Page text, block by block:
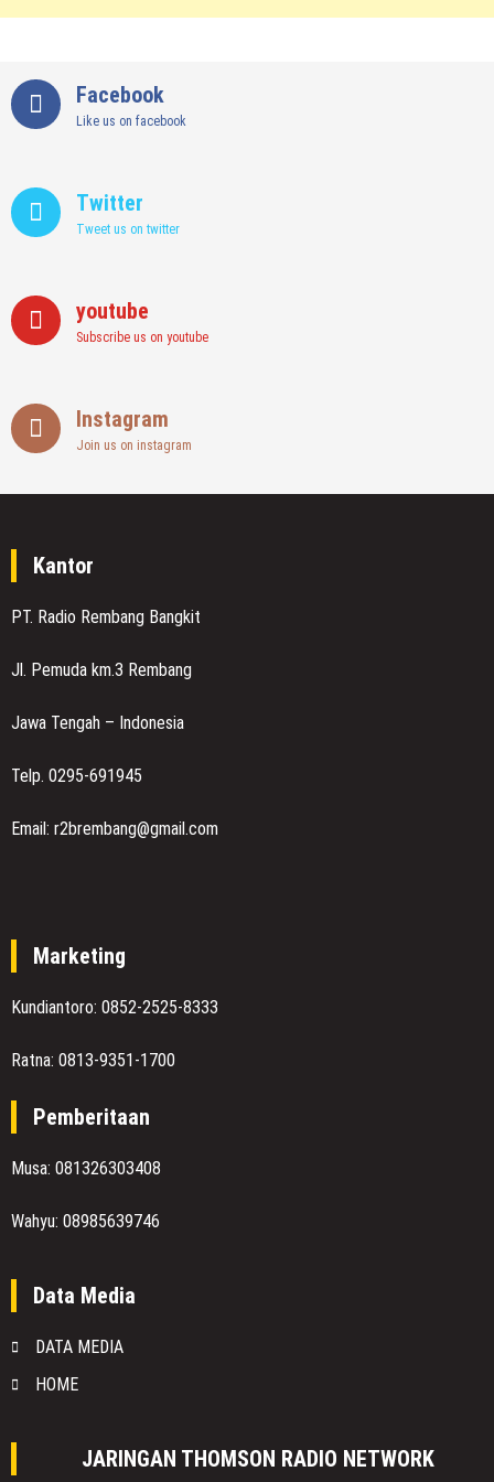
Facebook
Like us on facebook
Twitter
Tweet us on twitter
youtube
Subscribe us on youtube
Instagram
Join us on instagram
Kantor
PT. Radio Rembang Bangkit
Jl. Pemuda km.3 Rembang
Jawa Tengah – Indonesia
Telp. 0295-691945
Email: r2brembang@gmail.com
Marketing
Kundiantoro: 0852-2525-8333
Ratna: 0813-9351-1700
Pemberitaan
Musa: 081326303408
Wahyu: 08985639746
Data Media
DATA MEDIA
HOME
JARINGAN THOMSON RADIO NETWORK